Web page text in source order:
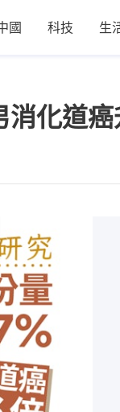
國 科技 生
化道